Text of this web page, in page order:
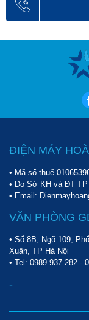
ĐIỆN MÁY
• Mã số thuế
• Do Sở KH và ĐT
• Email:
VĂN PHÒNG
• Số 8B, Ngõ 109,
Xuân, TP Hà Nội
• Tel: 0989 937 282 -
-